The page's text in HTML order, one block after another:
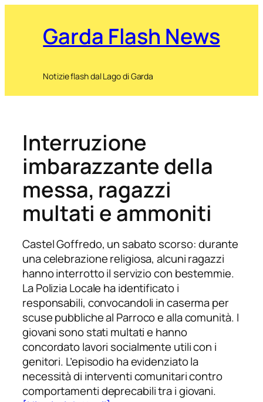
Garda Flash News
Notizie flash dal Lago di Garda
Interruzione
imbarazzante della
messa, ragazzi
multati e ammoniti
Castel Goffredo, un sabato scorso: durante
una celebrazione religiosa, alcuni ragazzi
hanno interrotto il servizio con bestemmie.
La Polizia Locale ha identificato i
responsabili, convocandoli in caserma per
scuse pubbliche al Parroco e alla comunità. I
giovani sono stati multati e hanno
concordato lavori socialmente utili con i
genitori. L’episodio ha evidenziato la
necessità di interventi comunitari contro
comportamenti deprecabili tra i giovani.